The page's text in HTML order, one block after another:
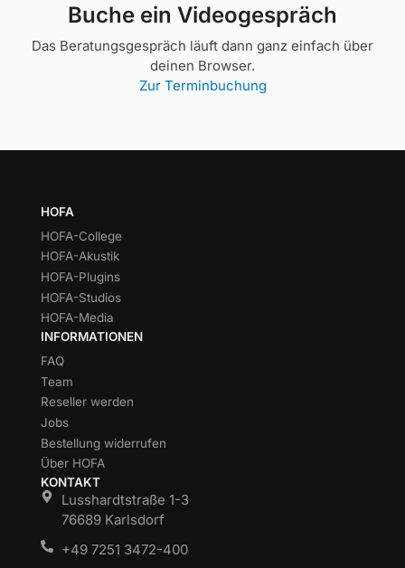
Buche ein Videogespräch
Das Beratungsgespräch läuft dann ganz einfach über
deinen Browser.
Zur Terminbuchung
HOFA
HOFA-College
HOFA-Akustik
HOFA-Plugins
HOFA-Studios
HOFA-Media
INFORMATIONEN
FAQ
Team
Reseller werden
Jobs
Bestellung widerrufen
Über HOFA
KONTAKT
Lusshardtstraße 1-3
76689 Karlsdorf
+49 7251 3472-400